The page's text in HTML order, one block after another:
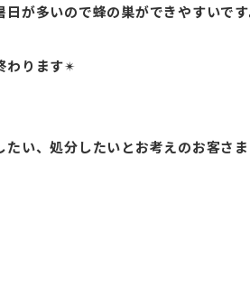
が多いので蜂の巣ができやすいです
わります✴
い、処分したいとお考えのお客さ